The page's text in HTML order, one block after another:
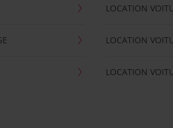
LOCATION
LOCATION
LOCATION